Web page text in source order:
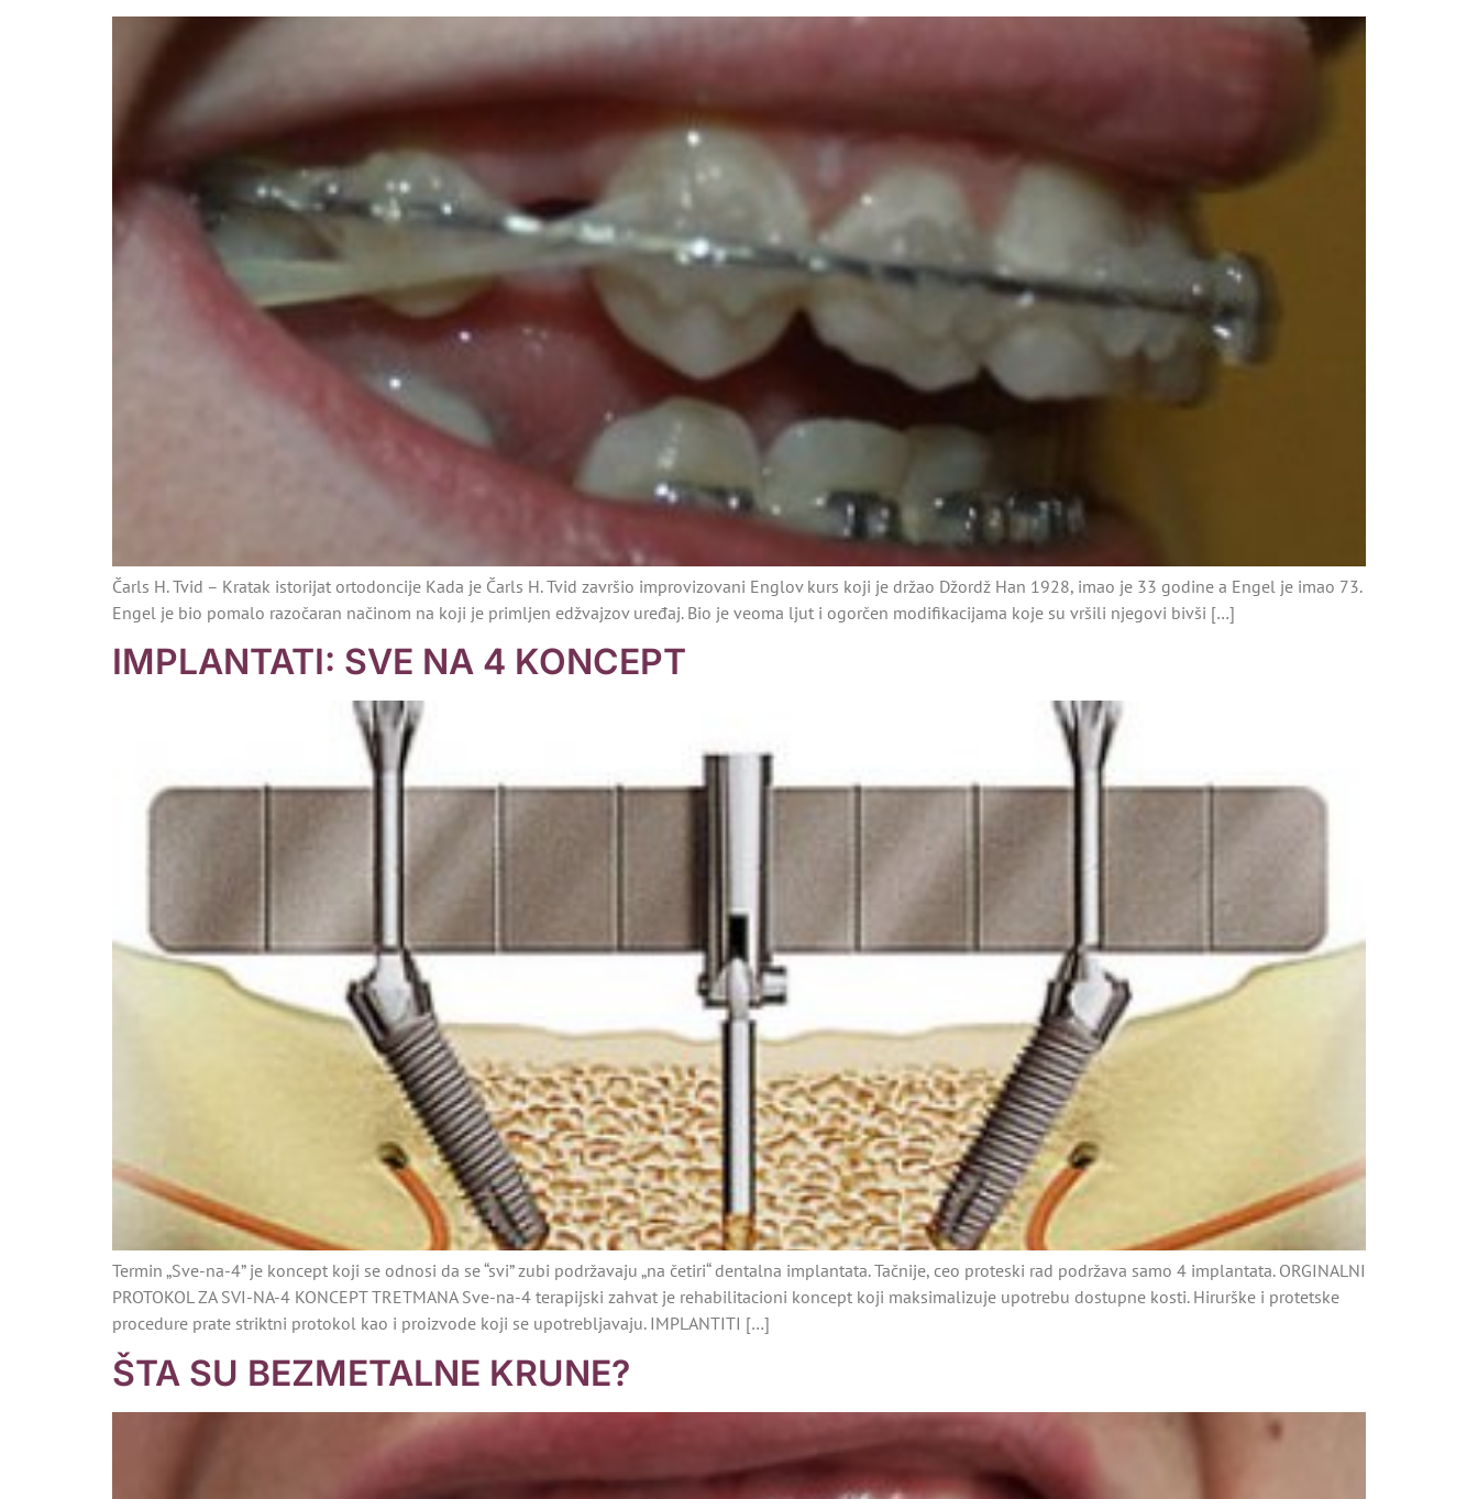
Čarls H. Tvid – Kratak istorijat ortodoncije Kada je Čarls H. Tvid završio improvizovani Englov kurs koji je držao Džordž Han 1928, imao je 33 godine a Engel je imao 73.
Engel je bio pomalo razočaran načinom na koji je primljen edžvajzov uređaj. Bio je veoma ljut i ogorčen modifikacijama koje su vršili njegovi bivši […]
IMPLANTATI: SVE NA 4 KONCEPT
Termin „Sve-na-4” je koncept koji se odnosi da se “svi” zubi podržavaju „na četiri“ dentalna implantata. Tačnije, ceo proteski rad podržava samo 4 implantata. ORGINALNI
PROTOKOL ZA SVI-NA-4 KONCEPT TRETMANA Sve-na-4 terapijski zahvat je rehabilitacioni koncept koji maksimalizuje upotrebu dostupne kosti. Hirurške i protetske
procedure prate striktni protokol kao i proizvode koji se upotrebljavaju. IMPLANTITI […]
ŠTA SU BEZMETALNE KRUNE?